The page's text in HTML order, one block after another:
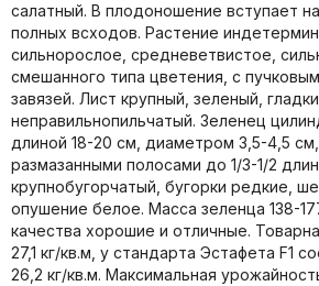
салатный. В плодоношение вступает
полных всходов. Растение
сильнорослое, средневетвистое,
смешанного типа цветения, с
завязей. Лист крупный, зеленый,
неправильнопильчатый. Зеленец
длиной 18-20 см, диаметром 3,5-4,5
размазанными полосами до 1/3-1/2
крупнобугорчатый, бугорки редкие,
опушение белое. Масса зеленца 138-
качества хорошие и отличные.
27,1 кг/кв.м, у стандарта Эстафета F1
26,2 кг/кв.м. Максимальная